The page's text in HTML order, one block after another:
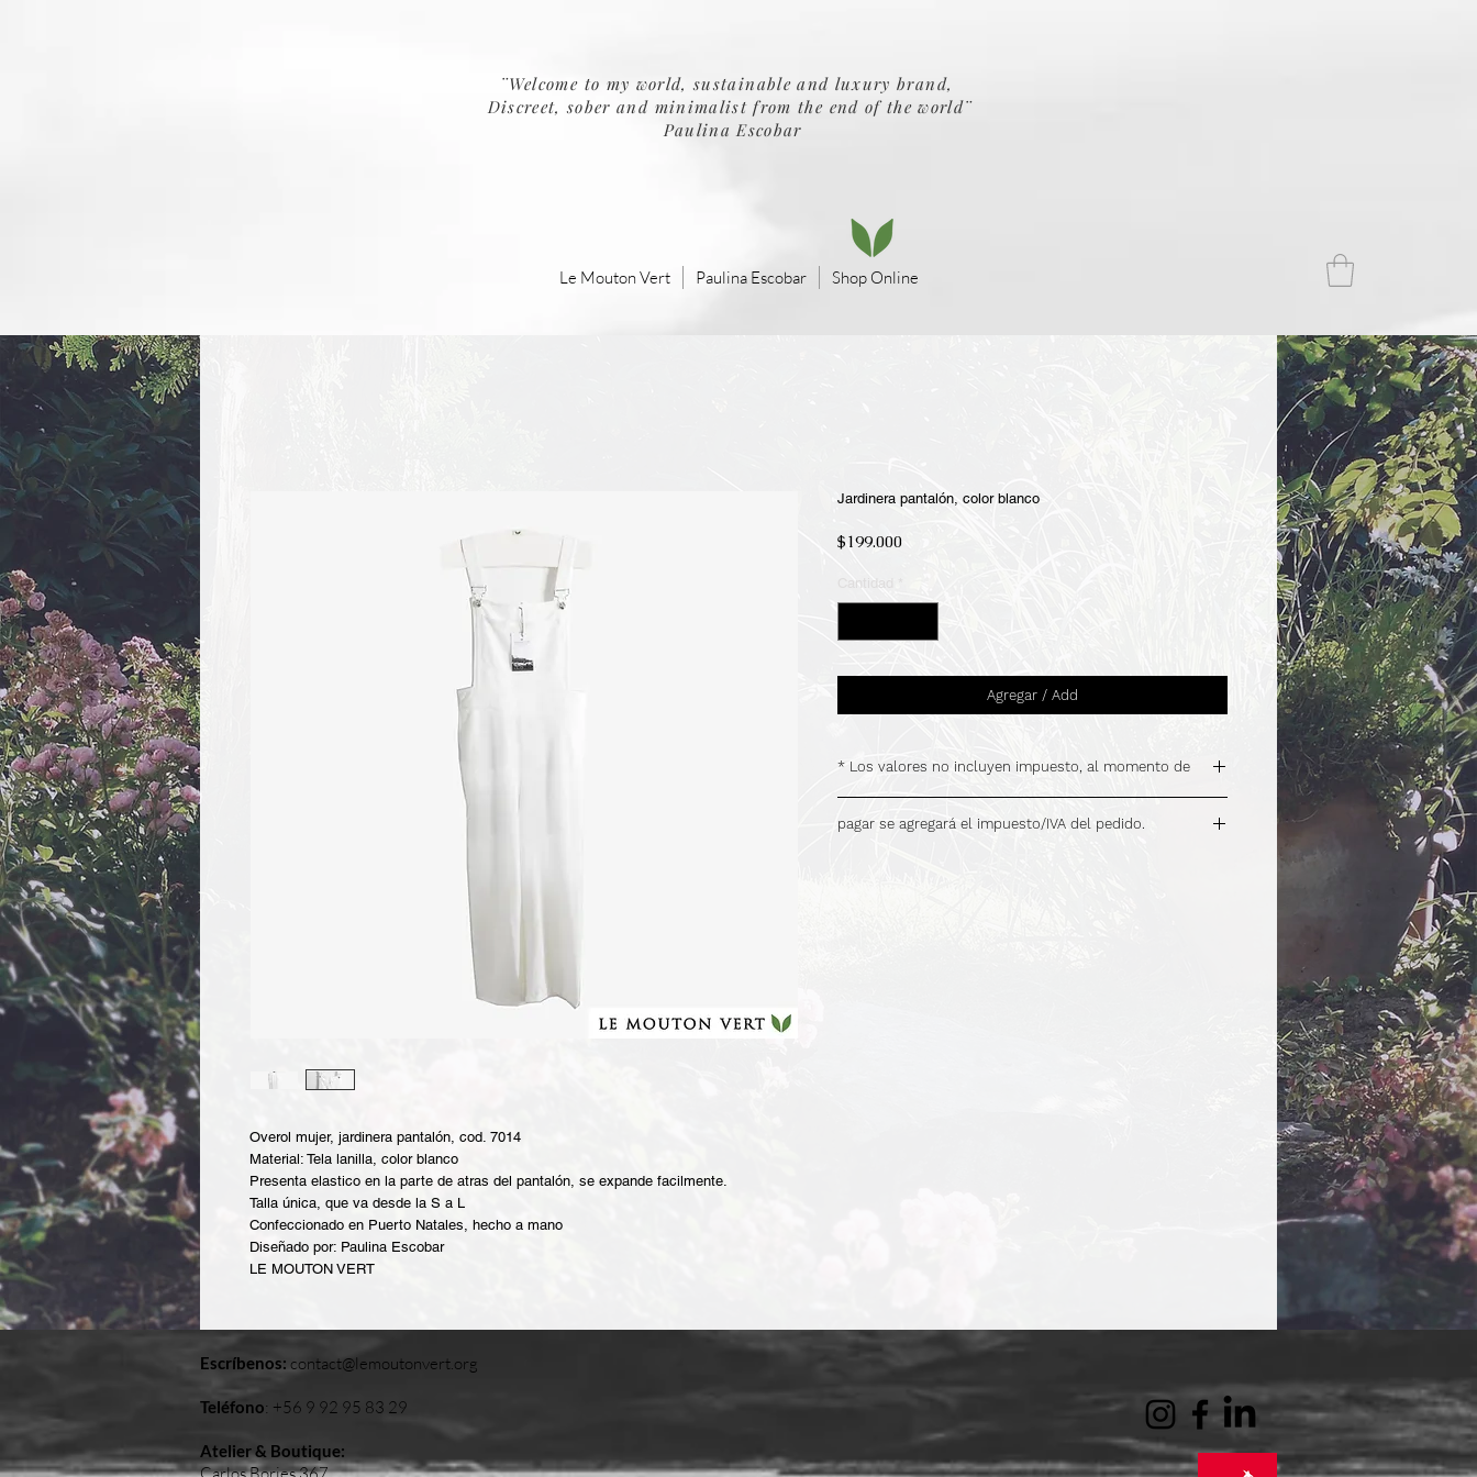
¨Welcome to my world, sustainable and luxury brand,
Discreet, sober and minimalist from the end of the world¨
Paulina Escobar
Le Mouton Vert Paulina Escobar Shop Online
Overol mujer, jardinera pantalón, cod. 7014
Material: Tela lanilla, color blanco
Presenta elastico en la parte de atras del pantalón, se expande facilmente.
Talla única, que va desde la S a L
Confeccionado en Puerto Natales, hecho a mano
Diseñado por: Paulina Escobar
LE MOUTON VERT
Jardinera pantalón, color blanco
$199.000Precio
Cantidad
Agregar / Add
* Los valores no incluyen impuesto, al momento de
pagar se agregará el impuesto/IVA del pedido.
Escríbenos: contact@lemoutonvert.org
Teléfono: +56 9 92 95 83 29
Atelier & Boutique: